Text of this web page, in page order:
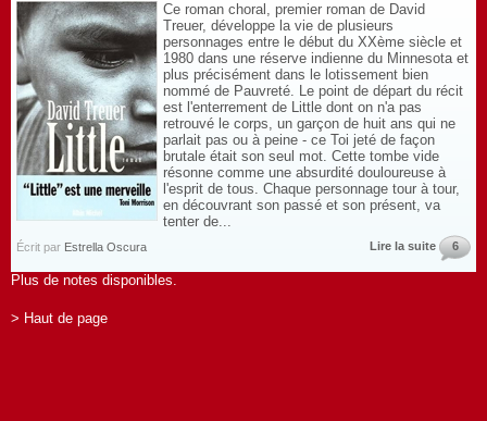
Ce roman choral, premier roman de David
Treuer, développe la vie de plusieurs
personnages entre le début du XXème siècle et
1980 dans une réserve indienne du Minnesota et
plus précisément dans le lotissement bien
nommé de Pauvreté. Le point de départ du récit
est l'enterrement de Little dont on n'a pas
retrouvé le corps, un garçon de huit ans qui ne
parlait pas ou à peine - ce Toi jeté de façon
brutale était son seul mot. Cette tombe vide
résonne comme une absurdité douloureuse à
l'esprit de tous. Chaque personnage tour à tour,
en découvrant son passé et son présent, va
tenter de...
Écrit par Estrella Oscura Lire la suite 6
Plus de notes disponibles.
> Haut de page